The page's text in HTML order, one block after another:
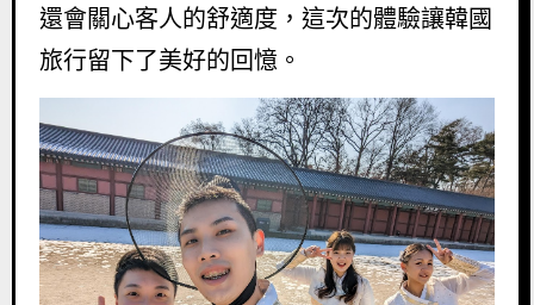
還會關心客人的舒適度，這次的體驗讓韓國
旅行留下了美好的回憶。